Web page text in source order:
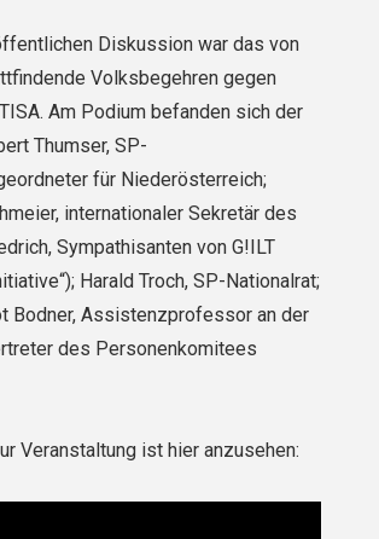
Diskussion war das von
Volksbegehren gegen
Am Podium befanden sich der
Thumser, SP-
für Niederösterreich;
internationaler Sekretär des
Sympathisanten von G!ILT
Harald Troch, SP-Nationalrat;
Bodner, Assistenzprofessor an der
des Personenkomitees
Veranstaltung ist hier anzusehen: